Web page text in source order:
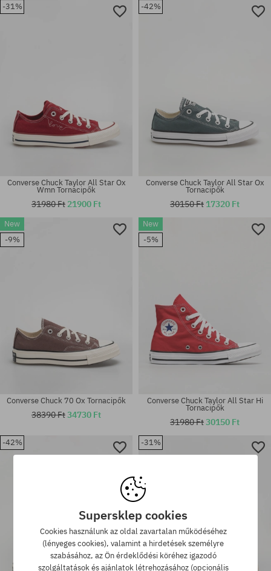
Elérhető méretek:
Elérhető méretek:
Elérhető méretek:
38; 39.5; 41
Elérhető méretek:
37; 44; 46
-31%
Elérhető méretek:
Converse Chuck Taylor All Star Ox
Wmn Tornacipők
31980 Ft 21900 Ft
-42%
Elérhető méretek:
Converse Chuck Taylor All Star Ox
Tornacipők
30150 Ft 17320 Ft
New
-9%
Converse Chuck 70 Ox Tornacipők
38390 Ft34730 Ft
New
-5%
Converse Chuck Taylor All Star Hi
Tornacipők
31980 Ft30150 Ft
-42% -31%
Supersklep cookies
Cookies használunk az oldal zavartalan működéséhez
(lényeges cookies), valamint a hirdetések személyre
szabásához, az Ön érdeklődési köréhez igazodó
szolgáltatások és ajánlatok létrehozásához (opcionális